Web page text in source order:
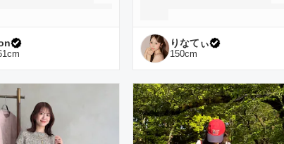
cm
りなてぃ
150cm